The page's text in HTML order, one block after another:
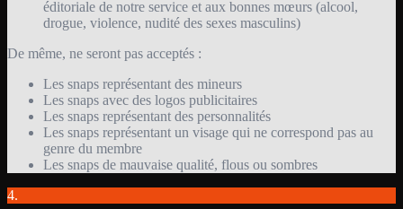
éditoriale de notre service et aux bonnes mœurs (alcool,
drogue, violence, nudité des sexes masculins)
De même, ne seront pas acceptés :
Les snaps représentant des mineurs
Les snaps avec des logos publicitaires
Les snaps représentant des personnalités
Les snaps représentant un visage qui ne correspond pas au
genre du membre
Les snaps de mauvaise qualité, flous ou sombres
4.